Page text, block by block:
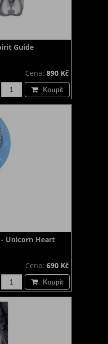
Guide
Cena: 890 Kč
Koupit
Unicorn Heart
Cena: 690 Kč
Koupit